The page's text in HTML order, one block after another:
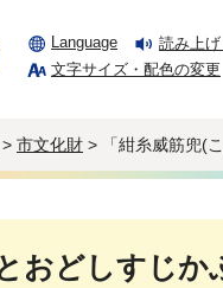
Language
読み上げ
文字サイズ・配色の変更
> 市文化財 > 「紺糸威筋兜(
おどしすじか